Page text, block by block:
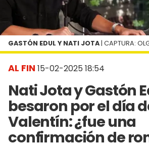
AL FIN 15-02-2025 18:54
Nati Jota y Gastón
besaron por el día
Valentín: ¿fue una
confirmación de
GASTÓN EDUL Y NATI JOTA | CAPTURA: